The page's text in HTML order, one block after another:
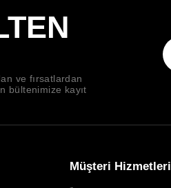
ve fırsatlardan
bültenimize kayıt
Müşteri Hizmetleri